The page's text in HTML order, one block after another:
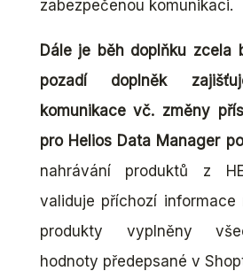
zabezpečenou komunikaci.
Dále je běh doplňku zcela
pozadí doplněk
komunikace vč. změny
pro Helios Data Manager
nahrávání produktů z
validuje příchozí informace
produkty vyplněny
hodnoty předepsané v